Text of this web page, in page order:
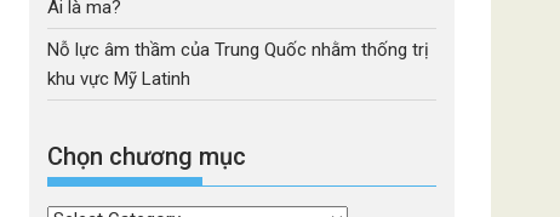
Ai là ma?
Nỗ lực âm thầm của Trung Quốc nhằm thống trị
khu vực Mỹ Latinh
Chọn chương mục